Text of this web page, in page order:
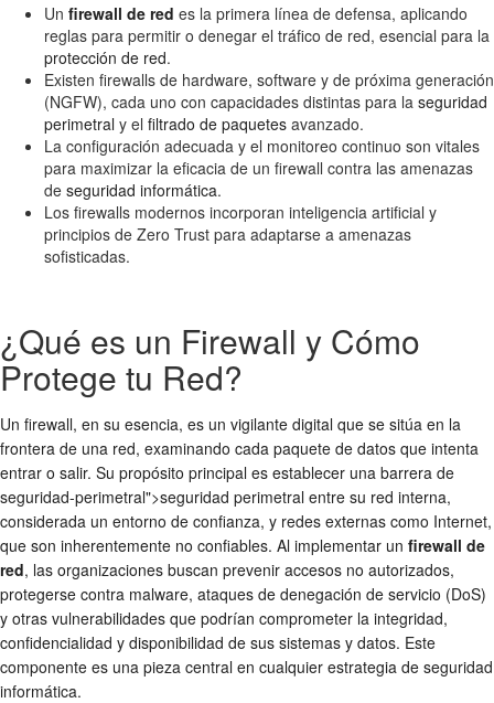
Un firewall de red es la primera línea de defensa, aplicando
reglas para permitir o denegar el tráfico de red, esencial para la
protección de red.
Existen firewalls de hardware, software y de próxima generación
(NGFW), cada uno con capacidades distintas para la seguridad
perimetral y el filtrado de paquetes avanzado.
La configuración adecuada y el monitoreo continuo son vitales
para maximizar la eficacia de un firewall contra las amenazas
de seguridad informática.
Los firewalls modernos incorporan inteligencia artificial y
principios de Zero Trust para adaptarse a amenazas
sofisticadas.
¿Qué es un Firewall y Cómo
Protege tu Red?
Un firewall, en su esencia, es un vigilante digital que se sitúa en la
frontera de una red, examinando cada paquete de datos que intenta
entrar o salir. Su propósito principal es establecer una barrera de
seguridad-perimetral">seguridad perimetral entre su red interna,
considerada un entorno de confianza, y redes externas como Internet,
que son inherentemente no confiables. Al implementar un firewall de
red, las organizaciones buscan prevenir accesos no autorizados,
protegerse contra malware, ataques de denegación de servicio (DoS)
y otras vulnerabilidades que podrían comprometer la integridad,
confidencialidad y disponibilidad de sus sistemas y datos. Este
componente es una pieza central en cualquier estrategia de seguridad
informática.